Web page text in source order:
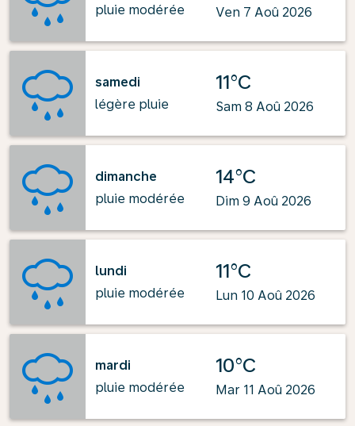
pluie modérée
Ven 7 Aoû 2026
samedi
légère pluie
11°C
Sam 8 Aoû 2026
dimanche
pluie modérée
14°C
Dim 9 Aoû 2026
lundi
pluie modérée
11°C
Lun 10 Aoû 2026
mardi
pluie modérée
10°C
Mar 11 Aoû 2026